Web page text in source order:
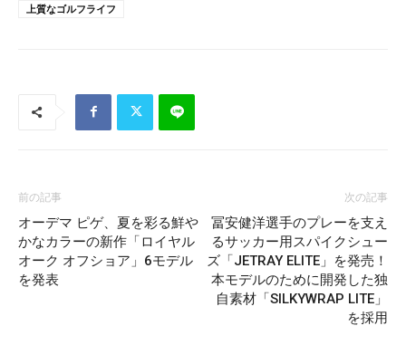
上質なゴルフライフ
前の記事
オーデマ ピゲ、夏を彩る鮮や
かなカラーの新作「ロイヤル
オーク オフショア」6モデル
を発表
次の記事
冨安健洋選手のプレーを支え
るサッカー用スパイクシュー
ズ「JETRAY ELITE」を発売！
本モデルのために開発した独
自素材「SILKYWRAP LITE」
を採用